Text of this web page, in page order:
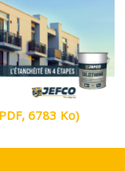
6783 Ko)